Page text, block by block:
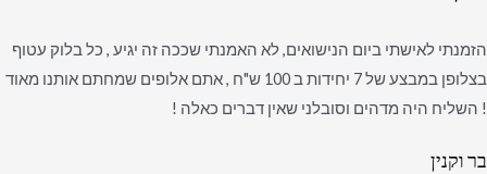
הזמנתי לאישתי ביום הנישואים, לא האמנתי שככה זה יגיע , כל בלוק עטוף
בצלופן במבצע של 7 יחידות ב 100 ש"ח , אתם אלופים שמחתם אותנו מאוד
! השליח היה מדהים וסובלני שאין דברים כאלה !
בר וקנין